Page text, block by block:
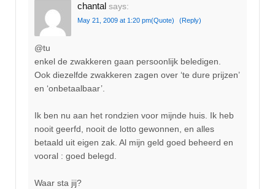
chantal says:
May 21, 2009 at 1:20 pm(Quote) (Reply)
@tu
enkel de zwakkeren gaan persoonlijk beledigen.
Ook diezelfde zwakkeren zagen over ‘te dure prijzen’
en ‘onbetaalbaar’.
Ik ben nu aan het rondzien voor mijnde huis. Ik heb
nooit geerfd, nooit de lotto gewonnen, en alles
betaald uit eigen zak. Al mijn geld goed beheerd en
vooral : goed belegd.
Waar sta jij?